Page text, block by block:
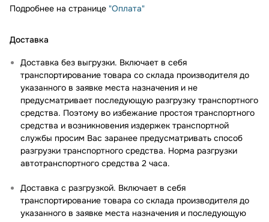
Подробнее на странице "Оплата"
Доставка
Доставка без выгрузки. Включает в себя
транспортирование товара со склада производителя до
указанного в заявке места назначения и не
предусматривает последующую разгрузку транспортного
средства. Поэтому во избежание простоя транспортного
средства и возникновения издержек транспортной
службы просим Вас заранее предусматривать способ
разгрузки транспортного средства. Норма разгрузки
автотранспортного средства 2 часа.
Доставка с разгрузкой. Включает в себя
транспортирование товара со склада производителя до
указанного в заявке места назначения и последующую